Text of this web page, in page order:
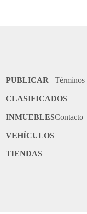
PUBLICAR
CLASIFICADOS
INMUEBLES
VEHÍCULOS
TIENDAS
Términos
Contacto